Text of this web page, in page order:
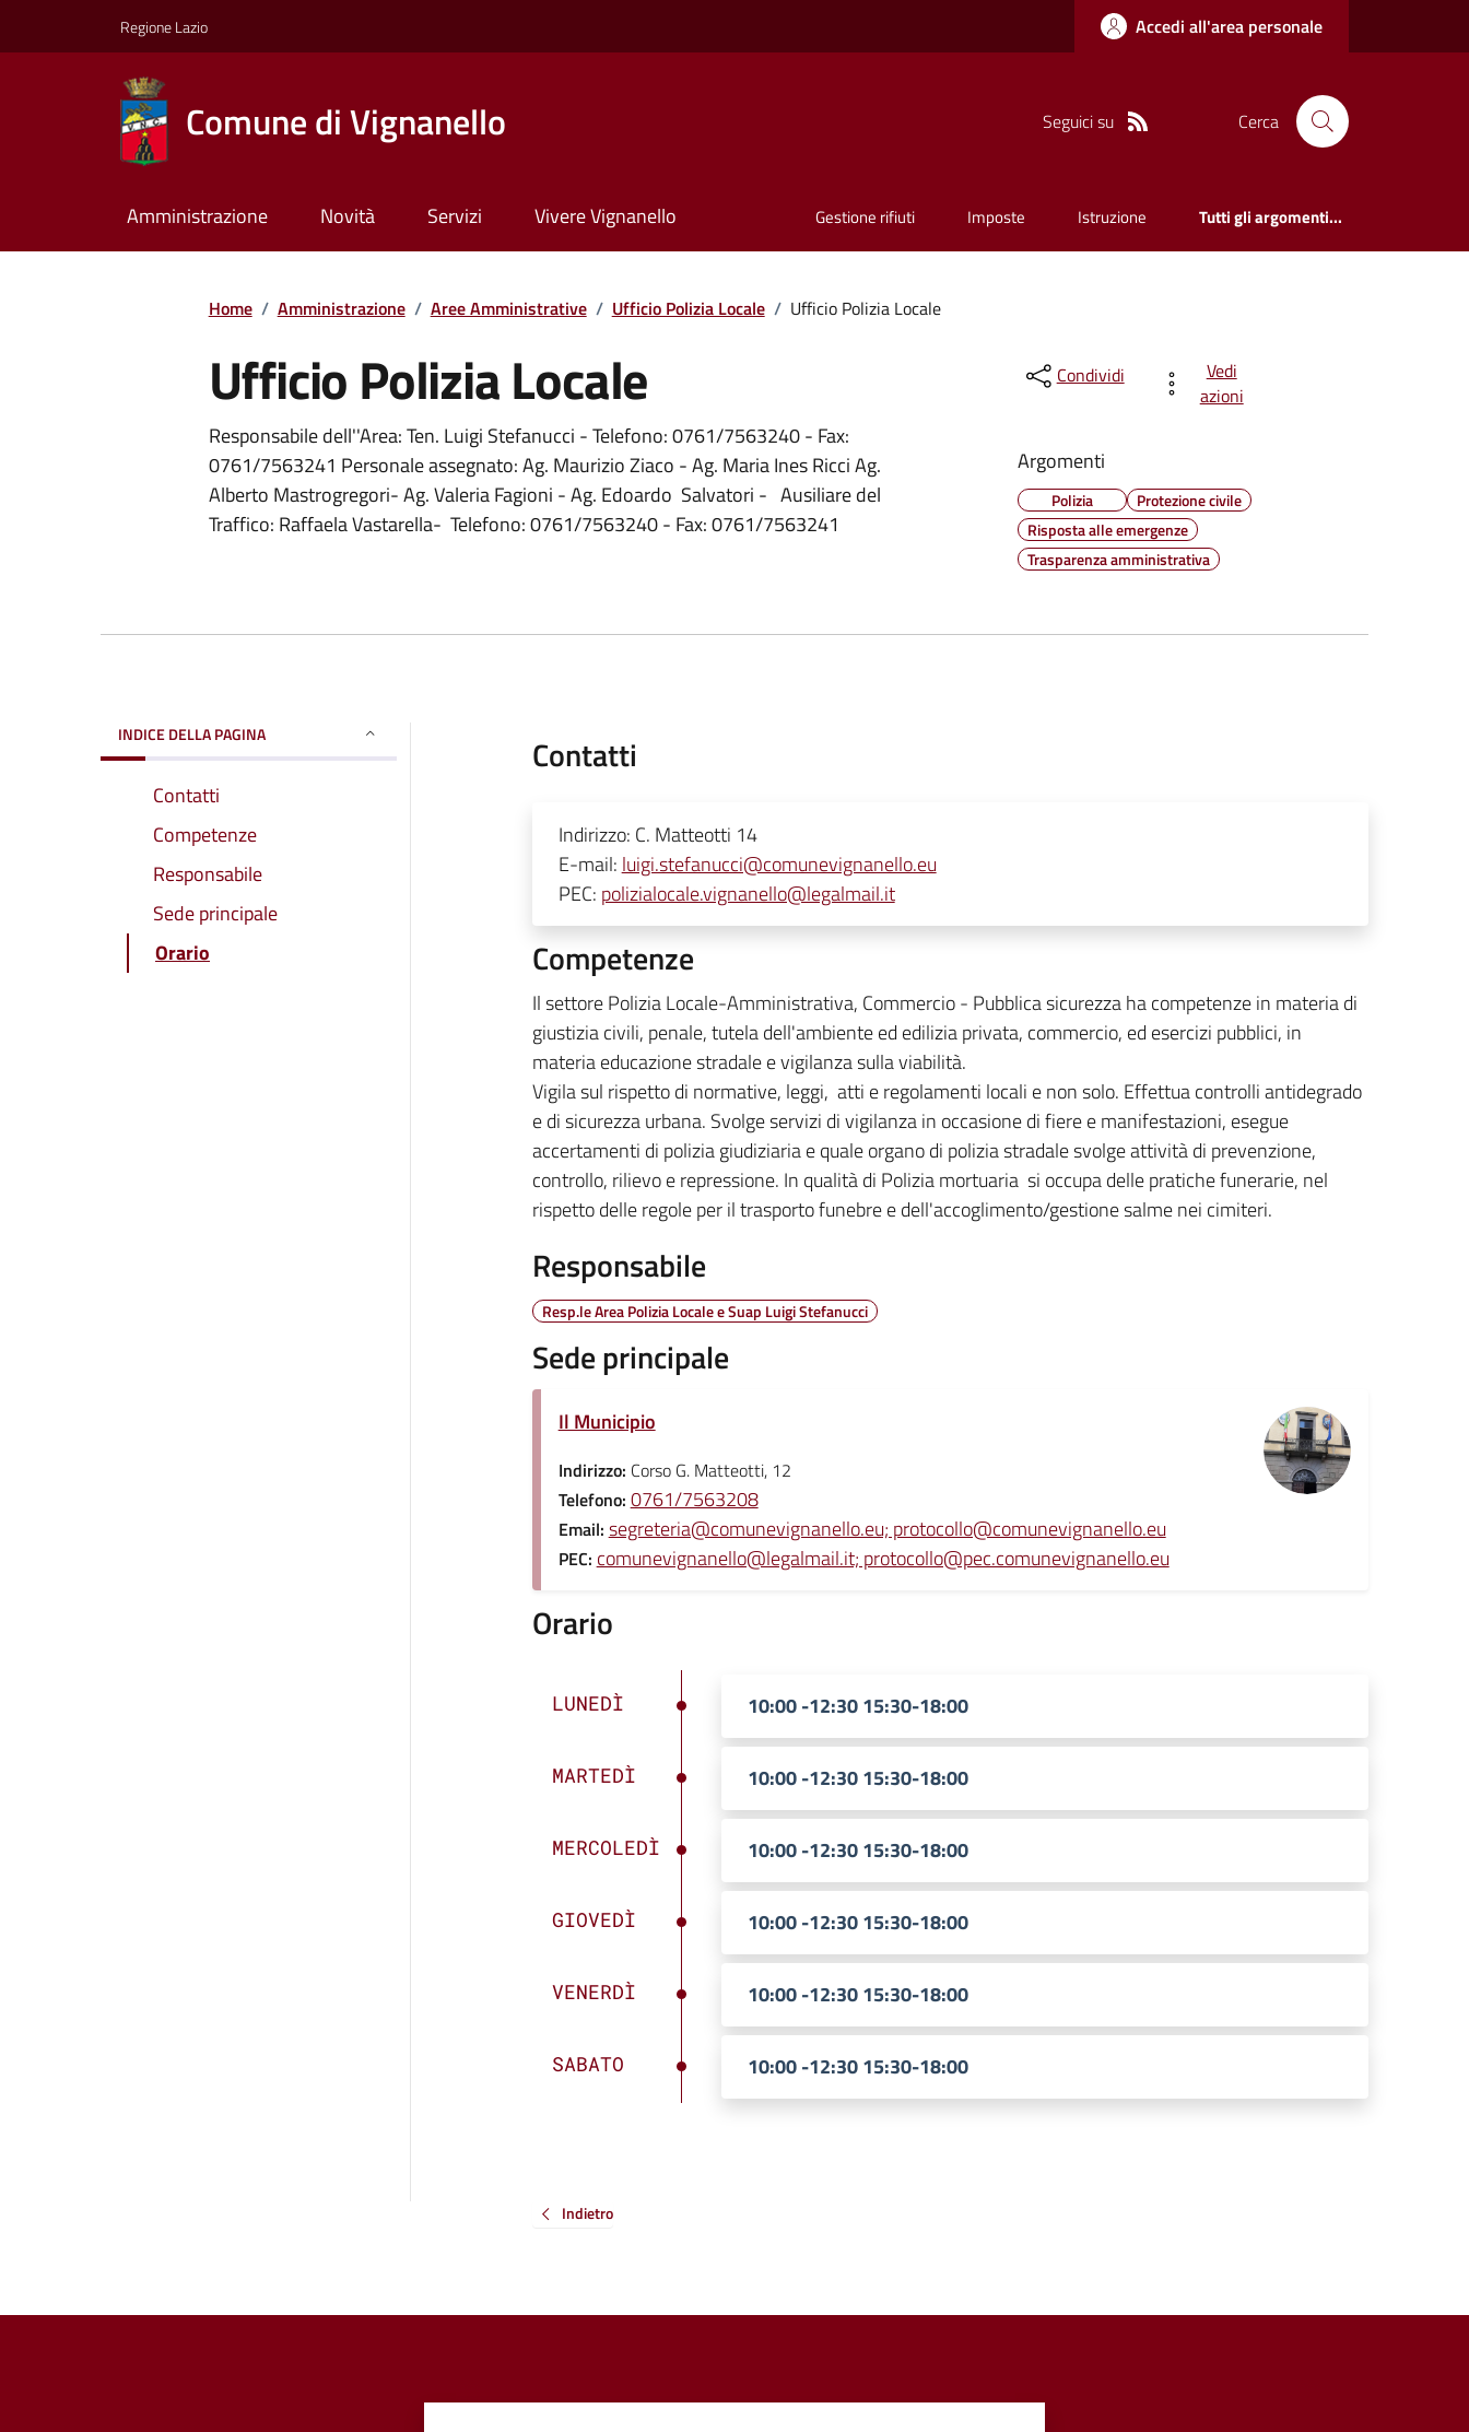
Regione Lazio Accedi all'area personale
Comune di Vignanello Seguici su Cerca
Amministrazione Novità Servizi Vivere Vignanello Gestione rifiuti Imposte Istruzione Tutti gli argomenti...
Home / Amministrazione / Aree Amministrative / Ufficio Polizia Locale / Ufficio Polizia Locale
Ufficio Polizia Locale
Responsabile dell''Area: Ten. Luigi Stefanucci - Telefono: 0761/7563240 - Fax:
0761/7563241 Personale assegnato: Ag. Maurizio Ziaco - Ag. Maria Ines Ricci Ag.
Alberto Mastrogregori- Ag. Valeria Fagioni - Ag. Edoardo Salvatori - Ausiliare del
Traffico: Raffaela Vastarella- Telefono: 0761/7563240 - Fax: 0761/7563241
Condividi
Vedi
azioni
Argomenti
Polizia
Protezione civile
Risposta alle emergenze
Trasparenza amministrativa
INDICE DELLA PAGINA
Contatti
Competenze
Responsabile
Sede principale
Orario
Contatti
Indirizzo: C. Matteotti 14
E-mail: luigi.stefanucci@comunevignanello.eu
PEC: polizialocale.vignanello@legalmail.it
Competenze
Il settore Polizia Locale-Amministrativa, Commercio - Pubblica sicurezza ha competenze in materia di
giustizia civili, penale, tutela dell'ambiente ed edilizia privata, commercio, ed esercizi pubblici, in
materia educazione stradale e vigilanza sulla viabilità.
Vigila sul rispetto di normative, leggi, atti e regolamenti locali e non solo. Effettua controlli antidegrado
e di sicurezza urbana. Svolge servizi di vigilanza in occasione di fiere e manifestazioni, esegue
accertamenti di polizia giudiziaria e quale organo di polizia stradale svolge attività di prevenzione,
controllo, rilievo e repressione. In qualità di Polizia mortuaria si occupa delle pratiche funerarie, nel
rispetto delle regole per il trasporto funebre e dell'accoglimento/gestione salme nei cimiteri.
Responsabile
Resp.le Area Polizia Locale e Suap Luigi Stefanucci
Sede principale
Il Municipio
Indirizzo: Corso G. Matteotti, 12
Telefono: 0761/7563208
Email: segreteria@comunevignanello.eu; protocollo@comunevignanello.eu
PEC: comunevignanello@legalmail.it; protocollo@pec.comunevignanello.eu
Orario
LUNEDÌ 10:00 -12:30 15:30-18:00
MARTEDÌ 10:00 -12:30 15:30-18:00
MERCOLEDÌ 10:00 -12:30 15:30-18:00
GIOVEDÌ 10:00 -12:30 15:30-18:00
VENERDÌ 10:00 -12:30 15:30-18:00
SABATO 10:00 -12:30 15:30-18:00
Indietro